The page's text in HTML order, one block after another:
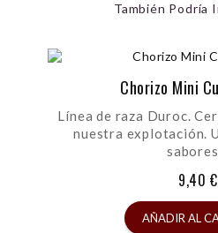
También Podría
Chorizo Mini
Línea de raza Duroc.
nuestra explotación.
9,40 €
AÑADIR AL